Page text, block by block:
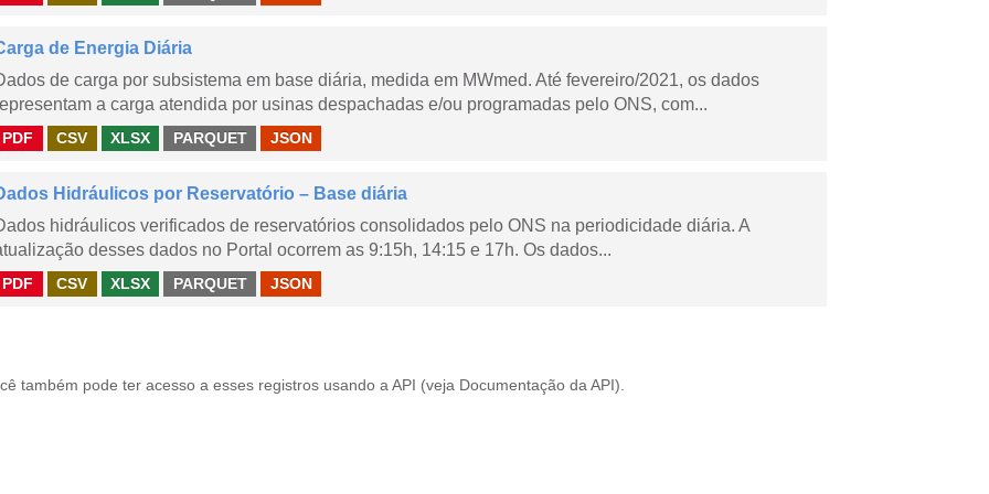
de Energia Diária
de carga por subsistema em base diária, medida em MWmed. Até fevereiro/2021, os dados
a carga atendida por usinas despachadas e/ou programadas pelo ONS, com...
PDF CSV XLSX PARQUET JSON
Hidráulicos por Reservatório – Base diária
hidráulicos verificados de reservatórios consolidados pelo ONS na periodicidade diária. A
desses dados no Portal ocorrem as 9:15h, 14:15 e 17h. Os dados...
PDF CSV XLSX PARQUET JSON
também pode ter acesso a esses registros usando a API (veja Documentação da API ).